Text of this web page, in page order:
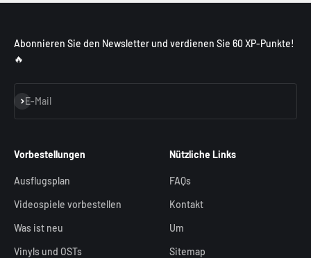
Abonnieren Sie den Newsletter und verdienen Sie 60 XP-Punkte!
🔥
E-Mail
Abonnieren
Vorbestellungen
Ausflugsplan
Videospiele vorbestellen
Was ist neu
Vinyls und OSTs
Nützliche Links
FAQs
Kontakt
Um
Sitemap